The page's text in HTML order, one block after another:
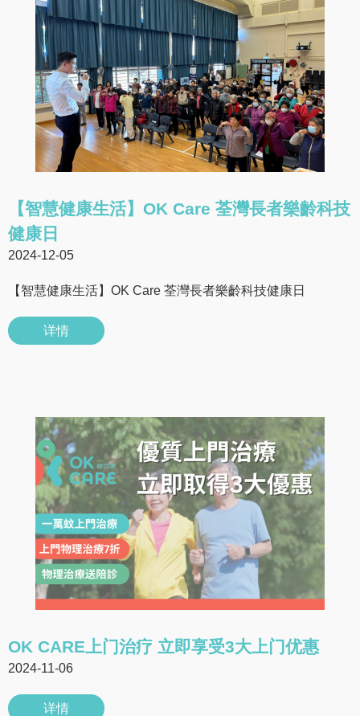
【智慧健康生活】OK Care 荃灣長者樂齡科技
健康日
2024-12-05
【智慧健康生活】OK Care 荃灣長者樂齡科技健康日
详情
OK CARE上门治疗 立即享受3大上门优惠
2024-11-06
详情